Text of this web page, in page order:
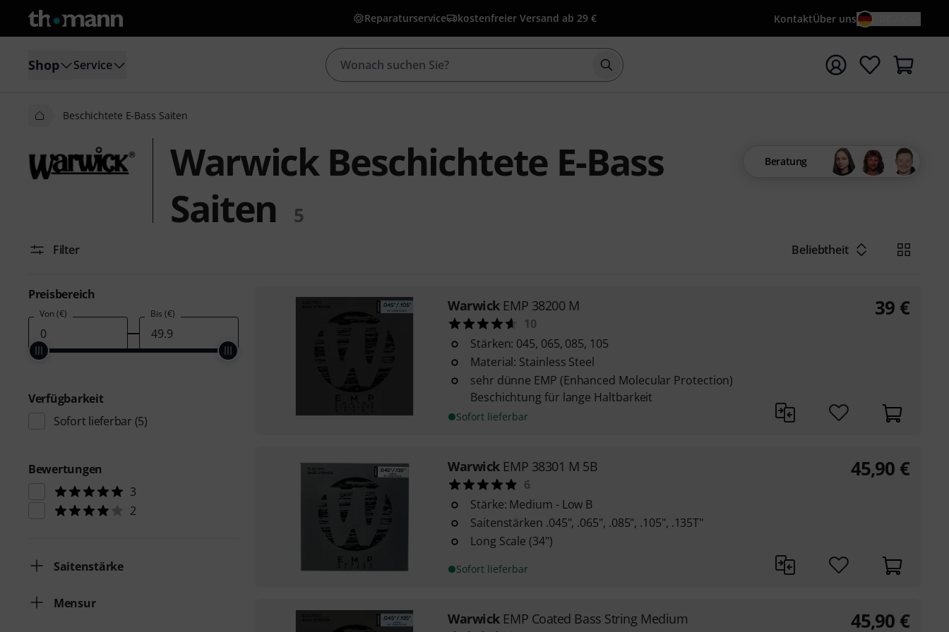
Reparaturservice kostenfreier Versand ab 29 € KontaktÜber uns
Shop Service Suche mit Suchwort {searchTerm} starten
Beschichtete E-Bass Saiten
Warwick Beschichtete E-Bass
Saiten
5
Beratung
Filter Beliebtheit
Preisbereich
Von (€) Bis (€)
Verfügbarkeit
Sofort lieferbar (5)
Bewertungen
3
2
Saitenstärke
Mensur
Warwick EMP 38200 M
10
Stärken: 045, 065, 085, 105
Material: Stainless Steel
sehr dünne EMP (Enhanced Molecular Protection)
Beschichtung für lange Haltbarkeit
Sofort lieferbar
39 €
Warwick EMP 38301 M 5B
6
Stärke: Medium - Low B
Saitenstärken .045", .065", .085", .105", .135T"
Long Scale (34")
Sofort lieferbar
45,90 €
Warwick EMP Coated Bass String Medium 45,90 €